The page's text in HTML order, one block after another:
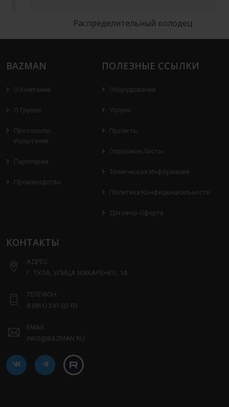
Распределительный колодец
BAZMAN
О Компании
О Группе
Протоколы
Испытаний
Партнерам
Производство
ПОЛЕЗНЫЕ ССЫЛКИ
Оборудование
Услуги
Проекты
Опросные Листы
Техническая Информация
Политика Конфиденциальности
Договор-Оферта
КОНТАКТЫ
АДРЕС:
Г. ТУЛА, УЛИЦА МАКАРЕНКО, 1А
ТЕЛЕФОН:
8 (861) 241-02-03
EMAIL:
INFO@BAZMAN.RU